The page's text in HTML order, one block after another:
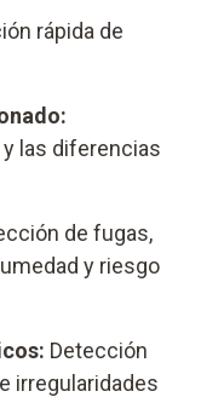
rápida de
las diferencias
de fugas,
y riesgo
Detección
irregularidades